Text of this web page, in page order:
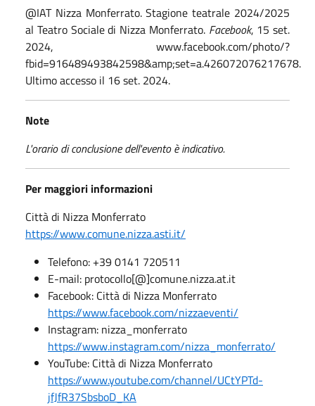
@IAT Nizza Monferrato. Stagione teatrale 2024/2025
al Teatro Sociale di Nizza Monferrato.Facebook, 15 set.
2024, www.facebook.com/photo/?
fbid=916489493842598&amp;set=a.426072076217678.
Ultimo accesso il 16 set. 2024.
Note
L'orario di conclusione dell'evento è indicativo.
Per maggiori informazioni
Città di Nizza Monferrato
https://www.comune.nizza.asti.it/
Telefono: +39 0141 720511
E-mail: protocollo[@]comune.nizza.at.it
Facebook: Città di Nizza Monferrato
https://www.facebook.com/nizzaeventi/
Instagram: nizza_monferrato
https://www.instagram.com/nizza_monferrato/
YouTube: Città di Nizza Monferrato
https://www.youtube.com/channel/UCtYPTd-
jfJfR37SbsboD_KA